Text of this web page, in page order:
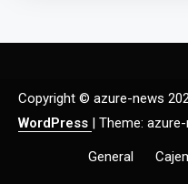
Copyright © azure-news
WordPress
Theme:
General